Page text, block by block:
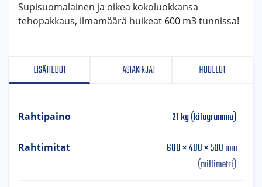
LISÄTIEDOT ASIAKIRJAT HUOLLOT
Rahtipaino 21 kg (kilogramma)
Rahtimitat
600 × 400 × 500 mm
(millimetri)
Supisuomalainen ja oikea kokoluokkansa
tehopakkaus, ilmamäärä huikeat 600 m3 tunnissa!